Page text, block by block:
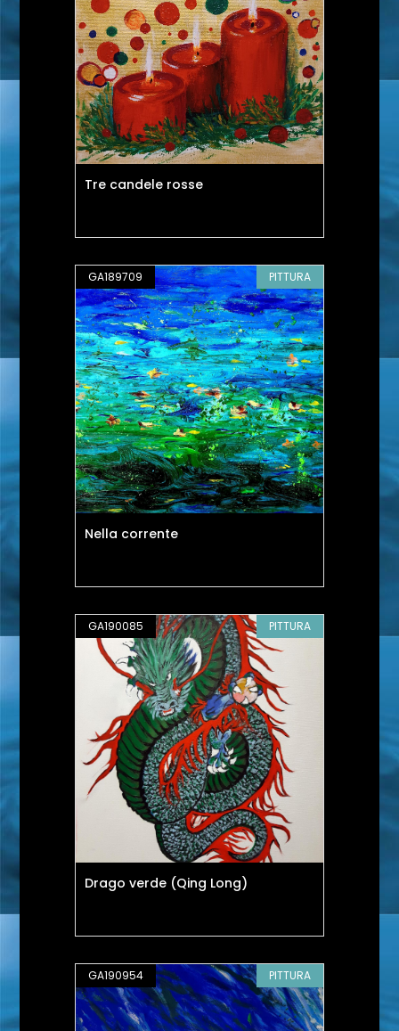
Tre candele rosse
GA189709 PITTURA
Nella corrente
GA190085 PITTURA
Drago verde (Qing Long)
GA190954 PITTURA